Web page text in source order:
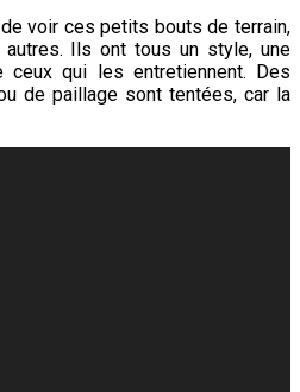
voir ces petits bouts de terrain,
Ils ont tous un style, une
ceux qui les entretiennent. Des
de paillage sont tentées, car la